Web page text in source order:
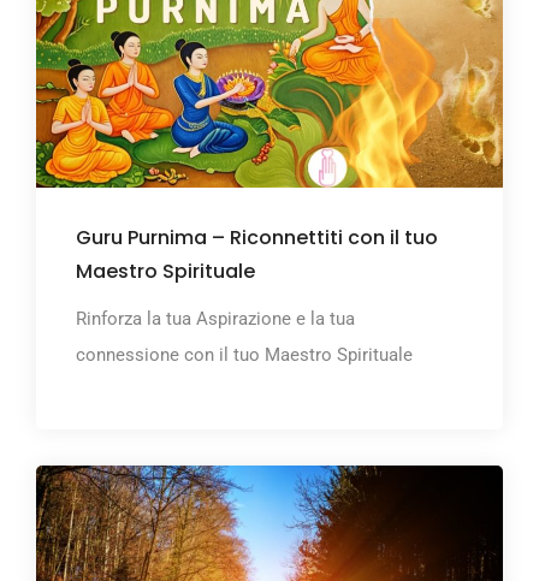
Guru Purnima – Riconnettiti con il tuo
Maestro Spirituale
Rinforza la tua Aspirazione e la tua
connessione con il tuo Maestro Spirituale